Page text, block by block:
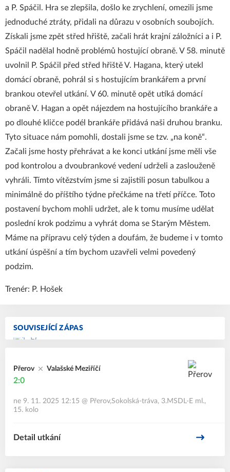
SOUVISEJÍCÍ ZÁPAS
Přerov Valašské Meziříčí
2:0
ne 9. 11. 2025 12:15 @ Přerov,Sokolská-tráva, 3.MSDL-E ml.,
15. kolo
Detail utkání
a P. Spáčil. Hra se zlepšila, došlo ke zrychlení, omezili jsme
jednoduché ztráty, přidali na důrazu v osobních soubojích.
Získali jsme zpět střed hřiště, začali hrát krajní záložníci a i P.
Spáčil nadělal hodně problémů hostující obraně. V 58. minutě
uvolnil P. Spáčil před střed hřiště V. Hagana, který utekl
domácí obraně, pohrál si s hostujícím brankářem a první
brankou otevřel utkání. V 60. minutě opět utíká domácí
obraně V. Hagan a opět nájezdem na hostujícího brankáře a
po dlouhé kličce podél brankáře přidává naši druhou branku.
Tyto situace nám pomohli, dostali jsme se tzv. „na koně“.
Začali jsme hosty přehrávat a ke konci utkání jsme měli vše
pod kontrolou a dvoubrankové vedení udrželi a zaslouženě
vyhráli. Tímto vítězstvím jsme si zajistili posun tabulkou a
minimálně do příštího týdne přečkáme na třetí příčce. Toto
postavení bychom mohli udržet, ale k tomu musíme udělat
poslední krok podzimu a vyhrát doma se Starým Městem.
Máme na přípravu celý týden a doufám, že budeme i v tomto
utkání úspěšní a tím bychom uzavřeli velmi povedený
podzim.
Trenér: P. Hošek